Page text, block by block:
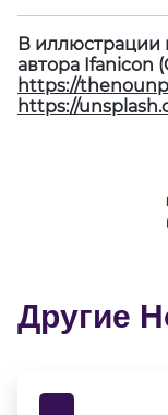
В иллюстрации
автора Ifanicon
https://
https://
Другие